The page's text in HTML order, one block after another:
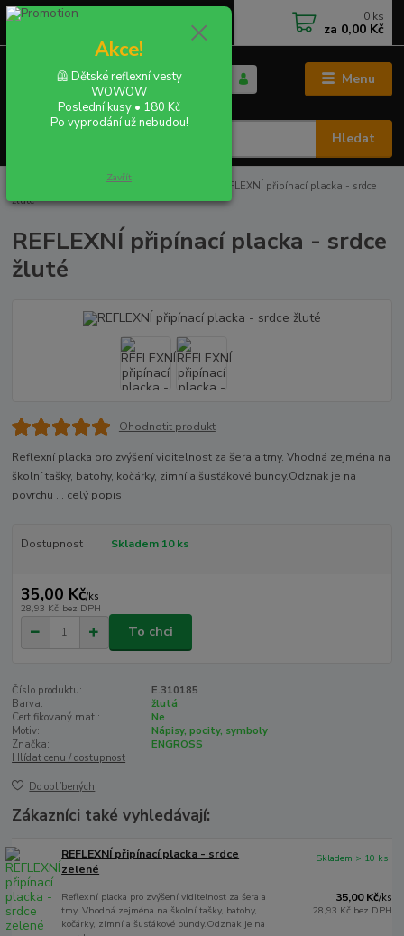
Menu
CZK
Hledat
+420 702 855 412
0 ks
za 0,00 Kč
REFLEXNÍ PLACKY - buttony
REFLEXNÍ připínací placka - srdce
žluté
REFLEXNÍ připínací placka - srdce
žluté
Ohodnotit produkt
Reflexní placka pro zvýšení viditelnost za šera a tmy. Vhodná zejména na
školní tašky, batohy, kočárky, zimní a šusťákové bundy.Odznak je na
povrchu ... celý popis
Dostupnost Skladem 10 ks
35,00 Kč/ks
28,93 Kč bez DPH
To chci
Číslo produktu:
E.310185
Barva:
žlutá
Certifikovaný mat.:
Ne
Motiv:
Nápisy, pocity, symboly
Značka:
ENGROSS
Hlídat cenu / dostupnost
Do oblíbených
Zákazníci také vyhledávají:
REFLEXNÍ připínací placka - srdce
zelené
Reflexní placka pro zvýšení viditelnost za šera a
tmy. Vhodná zejména na školní tašky, batohy,
kočárky, zimní a šusťákové bundy.Odznak je na
35,00 Kč/ks
28,93 Kč bez DPH
Skladem > 10 ks
Akce!
🦺 Dětské reflexní vesty
WOWOW
Poslední kusy • 180 Kč
Po vyprodání už nebudou!
Zavřít